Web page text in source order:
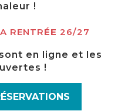
!
RENTRÉE 26/27
en ligne et les
!